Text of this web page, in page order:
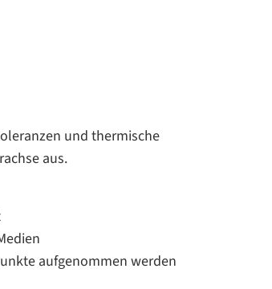
und thermische
aus.
aufgenommen werden